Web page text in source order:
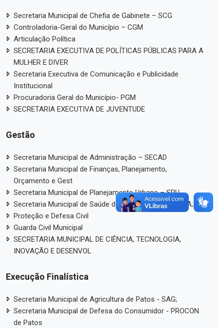
Secretaria Municipal de Chefia de Gabinete – SCG
Controladoria-Geral do Município – CGM
Articulação Política
SECRETARIA EXECUTIVA DE POLÍTICAS PÚBLICAS PARA A
MULHER E DIVER
Secretaria Executiva de Comunicação e Publicidade
Institucional
Procuradoria Geral do Município- PGM
SECRETARIA EXECUTIVA DE JUVENTUDE
Gestão
Secretaria Municipal de Administração – SECAD
Secretaria Municipal de Finanças, Planejamento,
Orçamento e Gest
Secretaria Municipal de Planejamento Urbano – SPU
Secretaria Municipal de Saúde de Patos – PB - SEMUSA;
Proteção e Defesa Civil
Guarda Civil Municipal
SECRETARIA MUNICIPAL DE CIÊNCIA, TECNOLOGIA,
INOVAÇÃO E DESENVOL
Execução Finalística
Secretaria Municipal de Agricultura de Patos - SAG;
Secretaria Municipal de Defesa do Consumidor - PROCON
de Patos